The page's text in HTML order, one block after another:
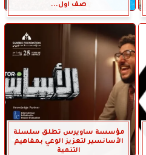
صف اول...
مؤسسة ساويرس تطلق سلسلة
الأسانسير لتعزيز الوعي بمفاهيم
التنمية